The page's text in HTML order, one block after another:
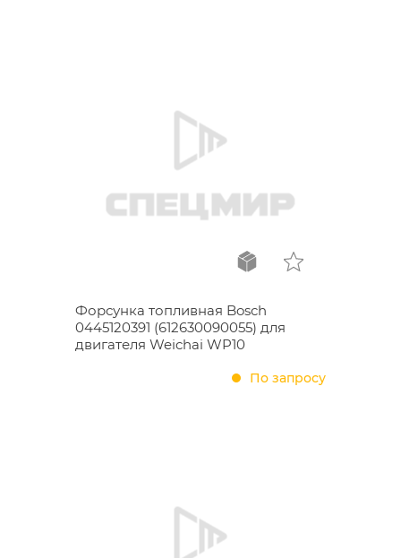
Форсунка топливная Bosch
0445120391 (612630090055) для
двигателя Weichai WP10
По запросу